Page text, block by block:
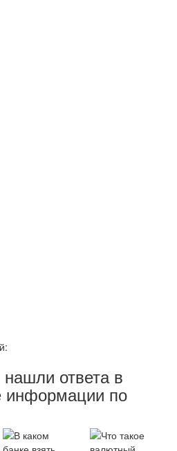
ответа в
информации по